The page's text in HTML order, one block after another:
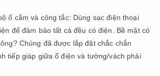
ổ cắm và công tắc: Dùng sạc điện thoại
để đảm bảo tất cả đều có điện. Bề mặt có
Chúng đã được lắp đặt chắc chắn
tiếp giáp giữa ổ điện và tường/vách phải